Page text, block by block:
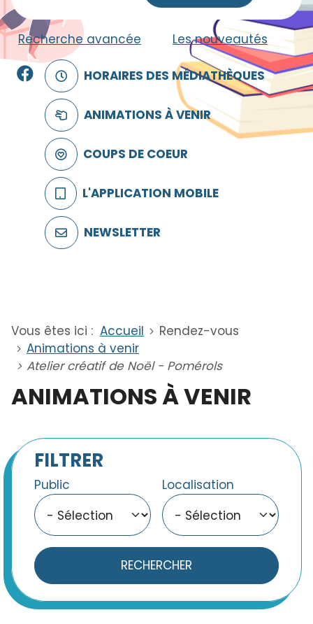
FacebookHORAIRES DES MÉDIATHÈQUES
ANIMATIONS À VENIR
COUPS DE COEUR
L'APPLICATION MOBILE
NEWSLETTER
Recherche avancée Les nouveautés
Vous êtes ici : Accueil
Rendez-vous
Animations à venir
Atelier créatif de Noël - Pomérols
ANIMATIONS À VENIR
FILTRER
Public Localisation
RECHERCHER